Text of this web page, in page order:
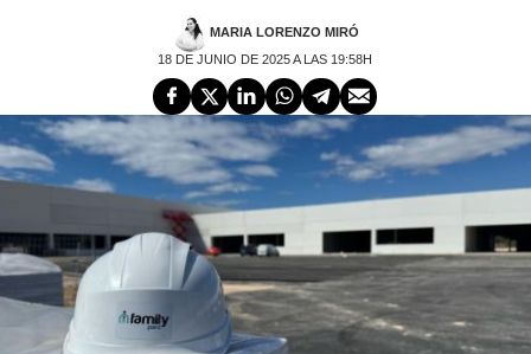
MARIA LORENZO MIRÓ
18 DE JUNIO DE 2025 A LAS 19:58H